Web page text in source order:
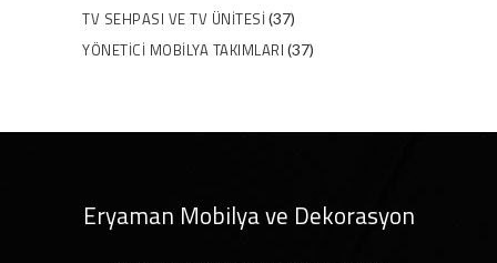
TV SEHPASI VE TV ÜNITESI (37)
YÖNETICI MOBILYA TAKIMLARI (37)
Eryaman Mobilya ve Dekorasyon